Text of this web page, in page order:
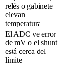
relés o gabinete
elevan
temperatura
El ADC ve error
de mV o el shunt
está cerca del
límite